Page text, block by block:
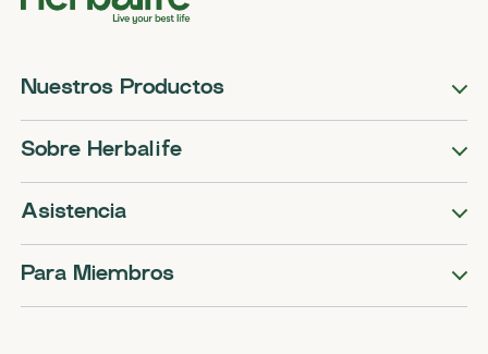
Nuestros Productos
Sobre Herbalife
Asistencia
Para Miembros